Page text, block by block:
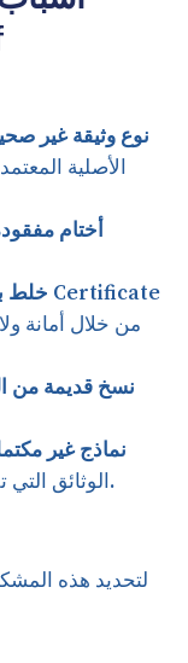
نوع وثيقة غير
الأصلية
أختام
خلط
نسخ قديمة من
نماذج غير
الوثائق التي تفتقر إلى التوقيعات الرسمية المطلوبة.